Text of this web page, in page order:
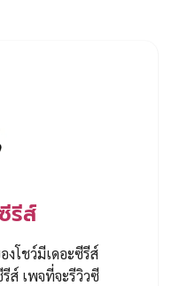
รีส์
โชว์มีเดอะซีรีส์
ส์ เพจที่จะรีวิวซี